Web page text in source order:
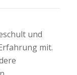
und
mit.